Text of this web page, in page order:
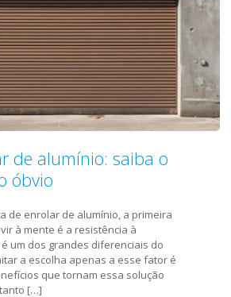
de alumínio: saiba o
óbvio
de enrolar de alumínio, a primeira
à mente é a resistência à
um dos grandes diferenciais do
a escolha apenas a esse fator é
que tornam essa solução
[…]